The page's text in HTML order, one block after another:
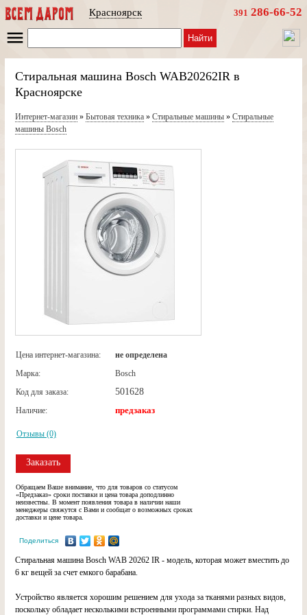
Красноярск 391 286-66-52
Найти
Стиральная машина Bosch WAB20262IR в
Красноярске
Интернет-магазин» Бытовая техника» Стиральные машины» Стиральные
машины Bosch
Цена интернет-магазина:
не определена
Марка:
Bosch
Код для заказа:
501628
Наличие: предзаказ
Отзывы (0)
Заказать
Обращаем Ваше внимание, что для товаров со статусом
«Предзаказ» сроки поставки и цена товара доподлинно
неизвестны. В момент появления товара в наличии наши
менеджеры свяжутся с Вами и сообщат о возможных сроках
доставки и цене товара.
Поделиться
Стиральная машина Bosch WAB 20262 IR - модель, которая может вместить до
6 кг вещей за счет емкого барабана.
Устройство является хорошим решением для ухода за тканями разных видов,
поскольку обладает несколькими встроенными программами стирки. Над